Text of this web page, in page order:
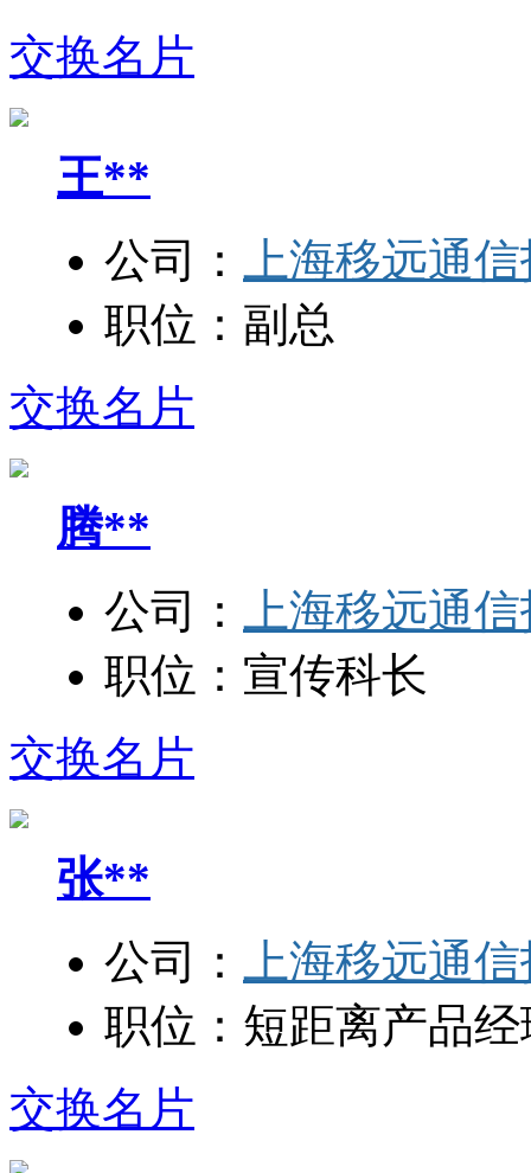
交换名片
王**
公司：
上海移远通
职位： 副总
交换名片
腾**
公司：
上海移远通
职位： 宣传科长
交换名片
张**
公司：
上海移远通
职位： 短距离产品经
交换名片